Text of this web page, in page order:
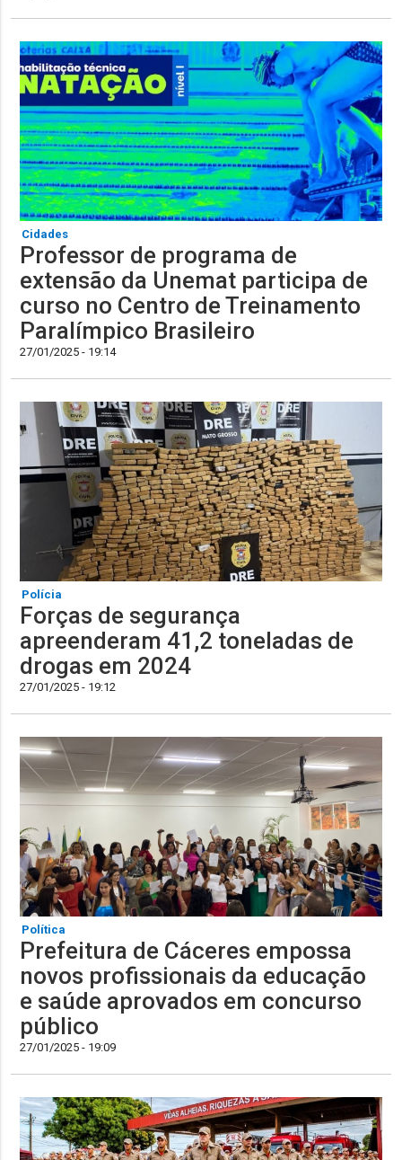
Cidades
Professor de programa de
extensão da Unemat participa de
curso no Centro de Treinamento
Paralímpico Brasileiro
27/01/2025 - 19:14
Polícia
Forças de segurança
apreenderam 41,2 toneladas de
drogas em 2024
27/01/2025 - 19:12
Política
Prefeitura de Cáceres empossa
novos profissionais da educação
e saúde aprovados em concurso
público
27/01/2025 - 19:09